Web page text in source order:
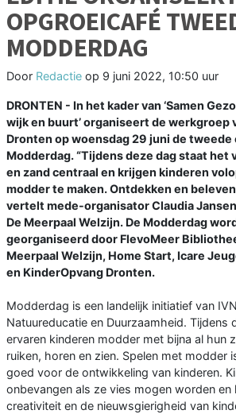
OPGROEICAFÉ
MODDERDAG
Door Redactie op 9 juni 2022, 10:50 uur
DRONTEN - In het kader van ‘Samen
wijk en buurt’ organiseert de werkgroep
Dronten op woensdag 29 juni de tweede
Modderdag. “Tijdens deze dag staat het
en zand centraal en krijgen kinderen
modder te maken. Ontdekken en
vertelt mede-organisator Claudia
De Meerpaal Welzijn. De Modderdag
georganiseerd door FlevoMeer
Meerpaal Welzijn, Home Start, Icare
en KinderOpvang Dronten.
Modderdag is een landelijk initiatief van
Natuureducatie en Duurzaamheid. Tijdens
ervaren kinderen modder met bijna al hun
ruiken, horen en zien. Spelen met modder
goed voor de ontwikkeling van kinderen.
onbevangen als ze vies mogen worden
creativiteit en de nieuwsgierigheid van